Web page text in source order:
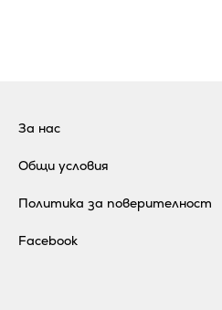
За нас
Общи условия
Политика за поверителност
Facebook